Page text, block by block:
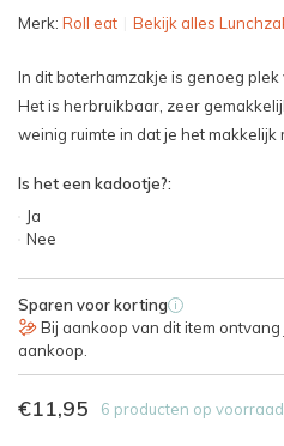
Merk: Roll eat Bekijk alles
In dit boterhamzakje is genoeg
Het is herbruikbaar, zeer
weinig ruimte in dat je het makkelijk
Is het een kadootje?:
Ja
Nee
Sparen voor korting i
Bij aankoop van dit item ontvang
aankoop.
€11,95 6 producten op voorraad